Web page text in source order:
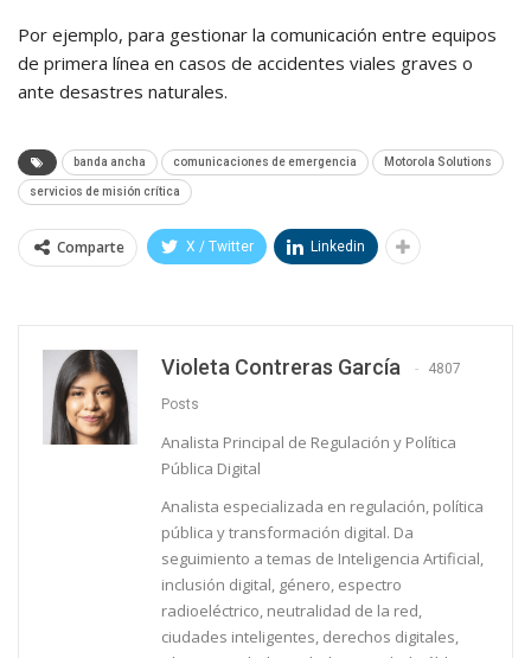
Por ejemplo, para gestionar la comunicación entre equipos
de primera línea en casos de accidentes viales graves o
ante desastres naturales.
banda ancha comunicaciones de emergencia Motorola Solutions
servicios de misión crítica
Comparte X / Twitter Linkedin
Violeta Contreras García 4807
Posts
Analista Principal de Regulación y Política
Pública Digital
Analista especializada en regulación, política
pública y transformación digital. Da
seguimiento a temas de Inteligencia Artificial,
inclusión digital, género, espectro
radioeléctrico, neutralidad de la red,
ciudades inteligentes, derechos digitales,